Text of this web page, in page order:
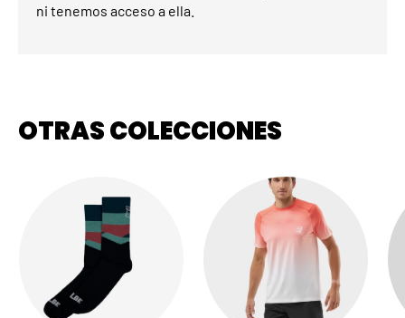
ni tenemos acceso a ella.
OTRAS COLECCIONES